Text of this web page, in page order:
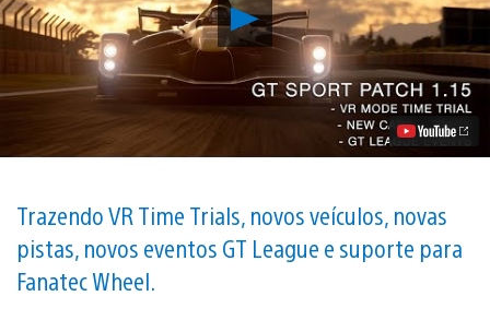
Reproduzir
Atualização
1.15
de
Gran
Turismo
Chega
Trazendo VR Time Trials, novos veículos, novas
pistas, novos eventos GT League e suporte para
Fanatec Wheel.